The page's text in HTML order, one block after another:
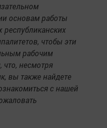
основам работы
республиканских
чтобы эти
рабочим
что, несмотря
вы также найдете
с нашей